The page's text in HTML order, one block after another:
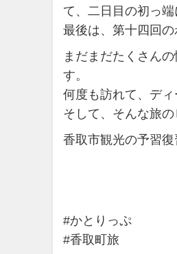
て、二日目の初っ
最後は、第十四回
まだまだたくさん
す。
何度も訪れて、ディ
そして、そんな旅の
香取市観光の予習復
#かとりっぷ
#香取町旅